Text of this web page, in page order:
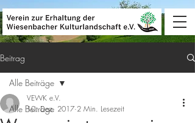
Beitrag
Alle Beiträge
Alle Beiträge
VEWK e.V.
10. Dez. 2017 2 Min. Lesezeit